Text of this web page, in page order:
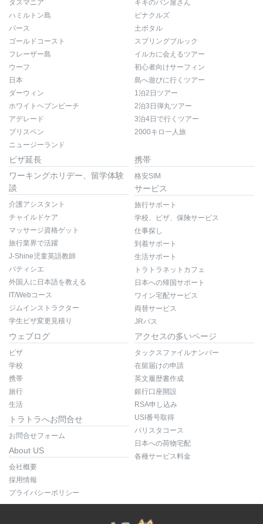
タスマニア
ハミルトン島
パース
ゴールドコースト
フレーザー島
ウーフ
日本
ダーウィン
ホワイトヘブンビーチ
アデレード
ブリスベン
ニュージーランド
キキのパン屋さん
ピナクルズ
土ボタル
スプリングブルック
イルカに会えるツアー
初心者向けサーフィン
島へ遊びに行くツアー
1泊2日ツアー
2泊3日弾丸ツアー
3泊4日で行くツアー
2000キロ一人旅
ビザ延長
ワーキングホリデー、留学体験
談
介護アシスタント
チャイルドケア
マッサージ資格ゲット
旅行業界で活躍
J-Shine児童英語教師
パティシエ
外国人に日本語を教える
IT/Webコース
ジムインストラクター
学生ビザ変更見積り
携帯
格安SIM
サービス
旅行サポート
学校、ビザ、保険サービス
仕事探し
到着サポート
生活サポート
トラトラネットカフェ
日本への帰国サポート
ワイン宅配サービス
両替サービス
JRパス
ウェブログ
ビザ
学校
携帯
旅行
生活
トラトラへお問合せ
お問合せフォーム
About US
会社概要
採用情報
プライバシーポリシー
アクセスの多いページ
タックスファイルナンバー
在留届けの申請
英文履歴書作成
銀行口座開設
RSA申し込み
USI番号取得
バリスタコース
日本への荷物宅配
各種サービス料金